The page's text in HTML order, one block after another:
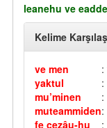
leanehu ve
Kelime
ve men
:
yaktul
:
mu’minen
:
muteammiden:
fe cezâu-hu
: